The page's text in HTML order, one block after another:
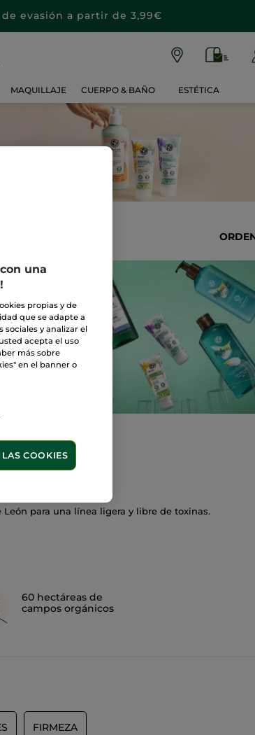
de evasión a partir de 3,99€
MAQUILLAJE CUERPO & BAÑO ESTÉTICA
León para una línea ligera y libre de toxinas.
60 hectáreas de
campos orgánicos
FIRMEZA
una
propias y de
que se adapte a
sociales y analizar el
acepta el uso
más sobre
en el banner o
COOKIES